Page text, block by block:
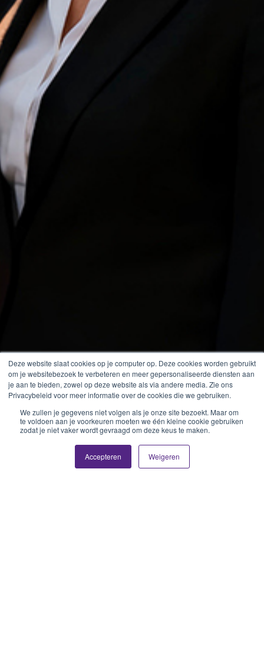
Deze website slaat cookies op je computer op. Deze cookies worden gebruikt
om je websitebezoek te verbeteren en meer gepersonaliseerde diensten aan
je aan te bieden, zowel op deze website als via andere media. Zie ons
Privacybeleid voor meer informatie over de cookies die we gebruiken.
We zullen je gegevens niet volgen als je onze site bezoekt. Maar om
te voldoen aan je voorkeuren moeten we één kleine cookie gebruiken
zodat je niet vaker wordt gevraagd om deze keus te maken.
Accepteren Weigeren